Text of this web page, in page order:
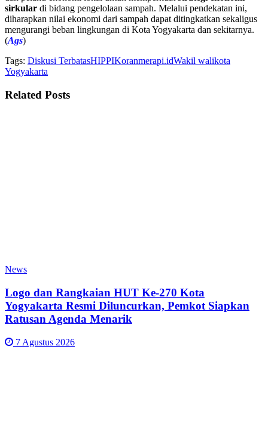
sirkular di bidang pengelolaan sampah. Melalui pendekatan ini,
diharapkan nilai ekonomi dari sampah dapat ditingkatkan sekaligus
mengurangi beban lingkungan di Kota Yogyakarta dan sekitarnya.
(Ags)
Tags: Diskusi TerbatasHIPPIKoranmerapi.idWakil walikota
Yogyakarta
Related Posts
News
Logo dan Rangkaian HUT Ke-270 Kota
Yogyakarta Resmi Diluncurkan, Pemkot Siapkan
Ratusan Agenda Menarik
7 Agustus 2026